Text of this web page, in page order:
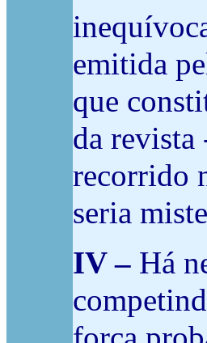
emitida
que
da revista
recorrido
seria
IV – Há